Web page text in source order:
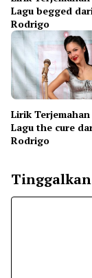
Lagu begged
Rodrigo
Lirik
Lagu the cure
Rodrigo
Komentar